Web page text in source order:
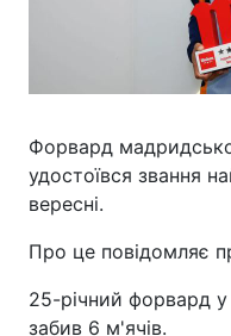
Форвард
удостоївся звання
вересні.
Про це повідомляє
25-річний форвард у
забив 6 м'ячів.